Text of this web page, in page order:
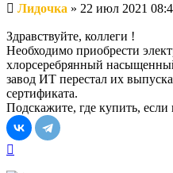
Непрочитанное
сообщение
Лидочка » 22 июл 2021
Здравствуйте, коллеги !
Необходимо приобрести
хлорсеребрянный
завод ИТ перестал их
сертификата.
Подскажите, где купить, если